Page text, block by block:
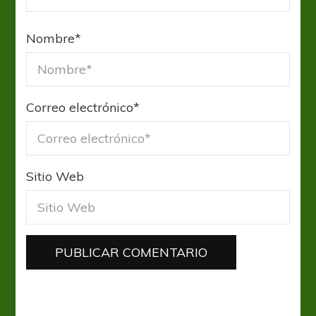
Nombre*
Correo electrónico*
Sitio Web